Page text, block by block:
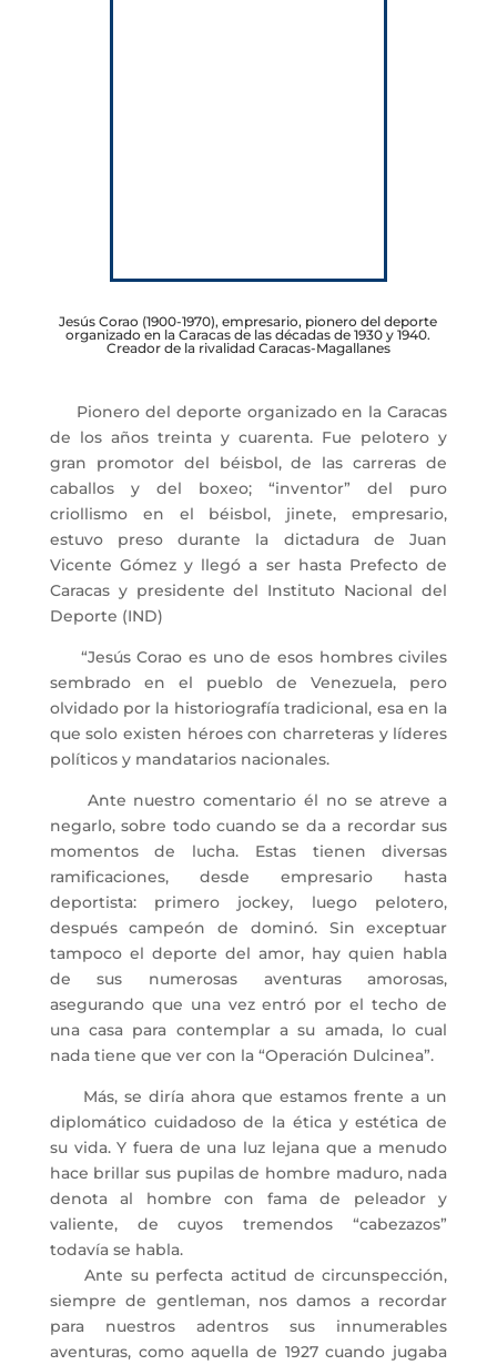
Jesús Corao (1900-1970), empresario, pionero del deporte
organizado en la Caracas de las décadas de 1930 y 1940.
Creador de la rivalidad Caracas-Magallanes
Pionero del deporte organizado en la Caracas
de los años treinta y cuarenta. Fue pelotero y
gran promotor del béisbol, de las carreras de
caballos y del boxeo; “inventor” del puro
criollismo en el béisbol, jinete, empresario,
estuvo preso durante la dictadura de Juan
Vicente Gómez y llegó a ser hasta Prefecto de
Caracas y presidente del Instituto Nacional del
Deporte (IND)
“Jesús Corao es uno de esos hombres civiles
sembrado en el pueblo de Venezuela, pero
olvidado por la historiografía tradicional, esa en la
que solo existen héroes con charreteras y líderes
políticos y mandatarios nacionales.
Ante nuestro comentario él no se atreve a
negarlo, sobre todo cuando se da a recordar sus
momentos de lucha. Estas tienen diversas
ramificaciones, desde empresario hasta
deportista: primero jockey, luego pelotero,
después campeón de dominó. Sin exceptuar
tampoco el deporte del amor, hay quien habla
de sus numerosas aventuras amorosas,
asegurando que una vez entró por el techo de
una casa para contemplar a su amada, lo cual
nada tiene que ver con la “Operación Dulcinea”.
Más, se diría ahora que estamos frente a un
diplomático cuidadoso de la ética y estética de
su vida. Y fuera de una luz lejana que a menudo
hace brillar sus pupilas de hombre maduro, nada
denota al hombre con fama de peleador y
valiente, de cuyos tremendos “cabezazos”
todavía se habla.
Ante su perfecta actitud de circunspección,
siempre de gentleman, nos damos a recordar
para nuestros adentros sus innumerables
aventuras, como aquella de 1927 cuando jugaba